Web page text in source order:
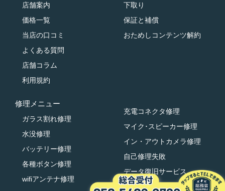
店舗案内
価格一覧
当店の口コミ
よくある質問
店舗コラム
利用規約
下取り
保証と補償
おためしコンテンツ解約
修理メニュー
ガラス割れ修理
水没修理
バッテリー修理
各種ボタン修理
wifiアンテナ修理
充電コネクタ修理
マイク･スピーカー修理
イン・アウトカメラ修理
自己修理失敗
データ復旧サービス